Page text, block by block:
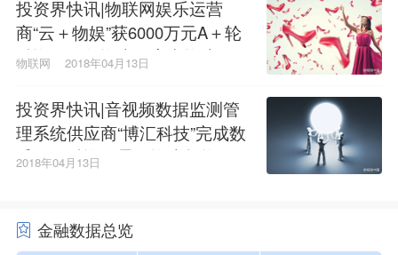
投资界快讯|物联网娱乐运营
商“云＋物娱”获6000万元A＋轮
融资，原创资本、富兴资本领
物联网 2018年04月13日
投资界快讯|音视频数据监测管
理系统供应商“博汇科技”完成数
千万级融资，晨晖资本投资
2018年04月13日
金融数据总览